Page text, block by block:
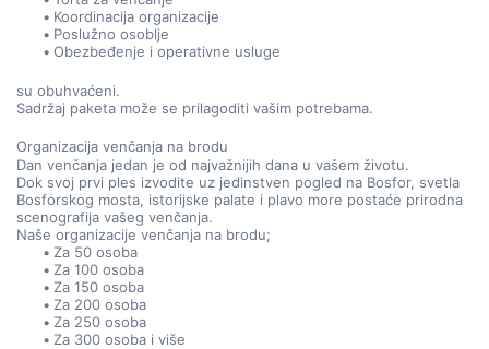
Koordinacija organizacije
Poslužno osoblje
Obezbeđenje i operativne usluge
su obuhvaćeni.
Sadržaj paketa može se prilagoditi vašim potrebama.
Organizacija venčanja na brodu
Dan venčanja jedan je od najvažnijih dana u vašem životu.
Dok svoj prvi ples izvodite uz jedinstven pogled na Bosfor, svetla
Bosforskog mosta, istorijske palate i plavo more postaće prirodna
scenografija vašeg venčanja.
Naše organizacije venčanja na brodu;
Za 50 osoba
Za 100 osoba
Za 150 osoba
Za 200 osoba
Za 250 osoba
Za 300 osoba i više